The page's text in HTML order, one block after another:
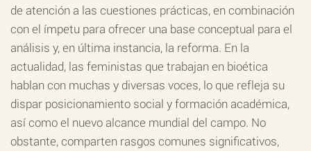
de atención a las cuestiones prácticas, en combinación
con el ímpetu para ofrecer una base conceptual para el
análisis y, en última instancia, la reforma. En la
actualidad, las feministas que trabajan en bioética
hablan con muchas y diversas voces, lo que refleja su
dispar posicionamiento social y formación académica,
así como el nuevo alcance mundial del campo. No
obstante, comparten rasgos comunes significativos,